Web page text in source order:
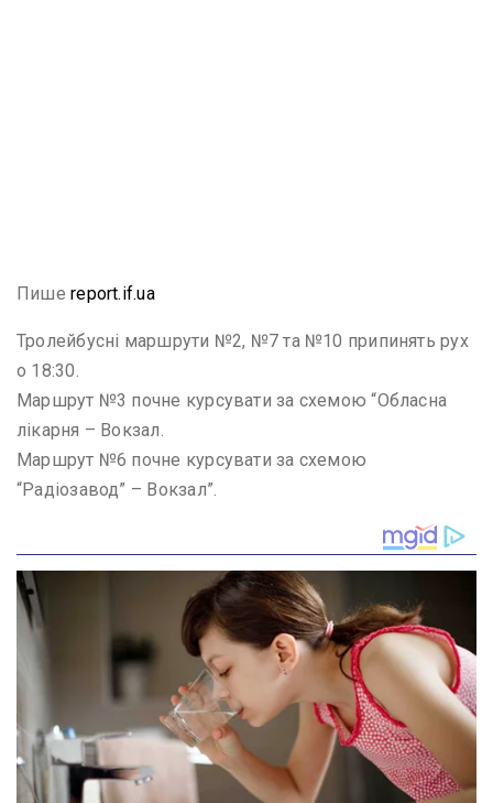
Пишеreport.if.ua
Тролейбусні маршрути №2, №7 та №10 припинять рух
о 18:30.
Маршрут №3 почне курсувати за схемою “Обласна
лікарня – Вокзал.
Маршрут №6 почне курсувати за схемою
“Радіозавод” – Вокзал”.